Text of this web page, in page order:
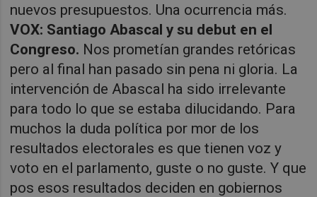
nuevos presupuestos. Una ocurrencia más.
VOX: Santiago Abascal y su debut en el
Congreso. Nos prometían grandes retóricas
pero al final han pasado sin pena ni gloria. La
intervención de Abascal ha sido irrelevante
para todo lo que se estaba dilucidando. Para
muchos la duda política por mor de los
resultados electorales es que tienen voz y
voto en el parlamento, guste o no guste. Y que
pos esos resultados deciden en gobiernos